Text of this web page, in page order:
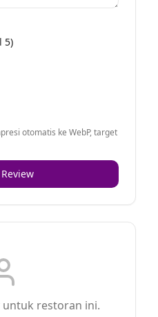
5)
otomatis ke WebP, target
untuk restoran ini.